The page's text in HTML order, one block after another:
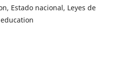
Estado nacional, Leyes de